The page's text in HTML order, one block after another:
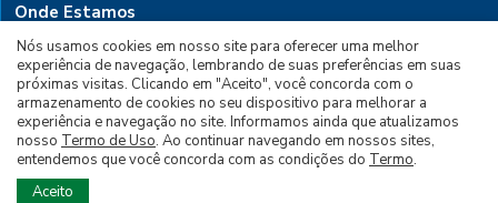
Nós usamos cookies em nosso site para oferecer uma melhor
experiência de navegação, lembrando de suas preferências em suas
próximas visitas. Clicando em "Aceito", você concorda com o
armazenamento de cookies no seu dispositivo para melhorar a
experiência e navegação no site. Informamos ainda que atualizamos
nosso Termo de Uso. Ao continuar navegando em nossos sites,
entendemos que você concorda com as condições do Termo.
Aceito
Onde Estamos
Rio de Janeiro, Rua Conselheiro
Saraiva, 28 Sala 601, CEP 20091-030
PARA ASSINAR